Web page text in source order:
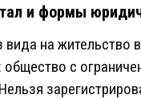
и формы
вида на жительство
с